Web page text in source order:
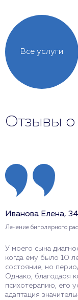
Все услуги
Отзывы о
Иванова Елена,
Лечение биполярного
У моего сына
когда ему было 10
состояние, но
Однако, благодаря
психотерапию, его
адаптация